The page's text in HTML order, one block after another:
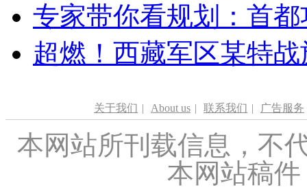
专家带你看规划：首
超燃！西藏军区某特
关于我们 | About us | 联系我们 | 广告服务
本网站所刊载信息，不
本网站稿